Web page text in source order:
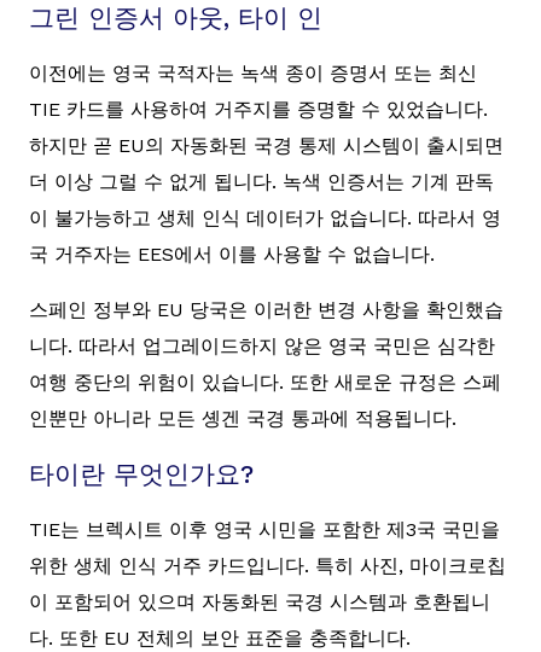
그린 인증서 아웃, 타이 인
이전에는 영국 국적자는 녹색 종이 증명서 또는 최신
TIE 카드를 사용하여 거주지를 증명할 수 있었습니다.
하지만 곧 EU의 자동화된 국경 통제 시스템이 출시되면
더 이상 그럴 수 없게 됩니다. 녹색 인증서는 기계 판독
이 불가능하고 생체 인식 데이터가 없습니다. 따라서 영
국 거주자는 EES에서 이를 사용할 수 없습니다.
스페인 정부와 EU 당국은 이러한 변경 사항을 확인했습
니다. 따라서 업그레이드하지 않은 영국 국민은 심각한
여행 중단의 위험이 있습니다. 또한 새로운 규정은 스페
인뿐만 아니라 모든 솅겐 국경 통과에 적용됩니다.
타이란 무엇인가요?
TIE는 브렉시트 이후 영국 시민을 포함한 제3국 국민을
위한 생체 인식 거주 카드입니다. 특히 사진, 마이크로칩
이 포함되어 있으며 자동화된 국경 시스템과 호환됩니
다. 또한 EU 전체의 보안 표준을 충족합니다.